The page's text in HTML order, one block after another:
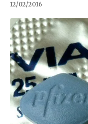
12/02/2016